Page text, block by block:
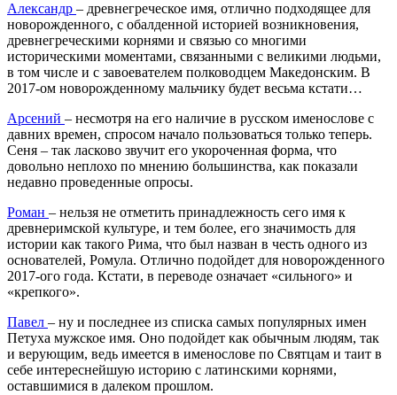
Александр – древнегреческое имя, отлично подходящее для
новорожденного, с обалденной историей возникновения,
древнегреческими корнями и связью со многими
историческими моментами, связанными с великими людьми,
в том числе и с завоевателем полководцем Македонским. В
2017-ом новорожденному мальчику будет весьма кстати…
Арсений – несмотря на его наличие в русском именослове с
давних времен, спросом начало пользоваться только теперь.
Сеня – так ласково звучит его укороченная форма, что
довольно неплохо по мнению большинства, как показали
недавно проведенные опросы.
Роман – нельзя не отметить принадлежность сего имя к
древнеримской культуре, и тем более, его значимость для
истории как такого Рима, что был назван в честь одного из
основателей, Ромула. Отлично подойдет для новорожденного
2017-ого года. Кстати, в переводе означает «сильного» и
«крепкого».
Павел – ну и последнее из списка самых популярных имен
Петуха мужское имя. Оно подойдет как обычным людям, так
и верующим, ведь имеется в именослове по Святцам и таит в
себе интереснейшую историю с латинскими корнями,
оставшимися в далеком прошлом.